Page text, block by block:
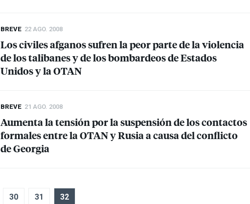
BREVE 22 AGO. 2008
Los civiles afganos sufren la peor parte de la violencia
de los talibanes y de los bombardeos de Estados
Unidos y laOTAN
BREVE 21 AGO. 2008
Aumenta la tensión por la suspensión de los contactos
formales entre laOTANy Rusia a causa del conflicto
de Georgia
30 31 32